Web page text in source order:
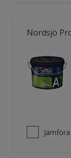
Nordsjö
Jämföra